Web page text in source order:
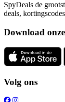
SpyDeals de
deals,
Download
Volg ons